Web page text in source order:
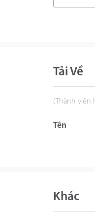
Tải Về
(Thành viên
Tên
Khác